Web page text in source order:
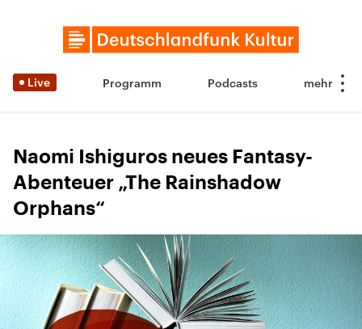
Live Programm Podcasts
Naomi Ishiguros neues Fantasy-
Abenteuer „The Rainshadow
Orphans“